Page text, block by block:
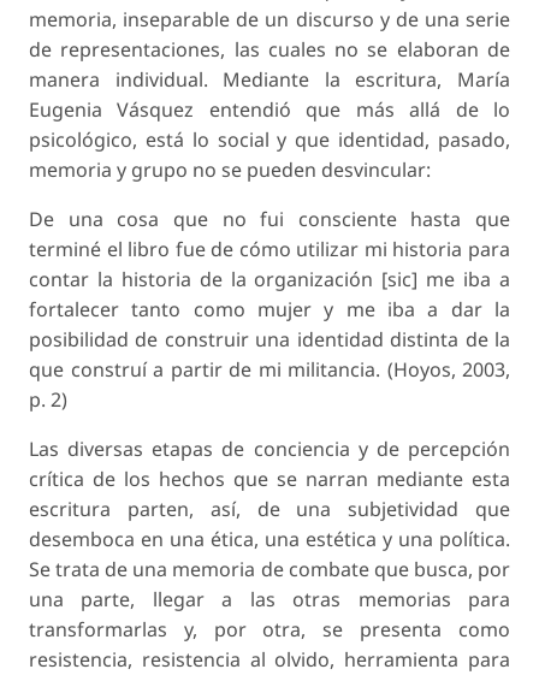
memoria, inseparable de un discurso y de una serie
de representaciones, las cuales no se elaboran de
manera individual. Mediante la escritura, María
Eugenia Vásquez entendió que más allá de lo
psicológico, está lo social y que identidad, pasado,
memoria y grupo no se pueden desvincular:
De una cosa que no fui consciente hasta que
terminé el libro fue de cómo utilizar mi historia para
contar la historia de la organización [sic] me iba a
fortalecer tanto como mujer y me iba a dar la
posibilidad de construir una identidad distinta de la
que construí a partir de mi militancia. (Hoyos, 2003,
p. 2)
Las diversas etapas de conciencia y de percepción
crítica de los hechos que se narran mediante esta
escritura parten, así, de una subjetividad que
desemboca en una ética, una estética y una política.
Se trata de una memoria de combate que busca, por
una parte, llegar a las otras memorias para
transformarlas y, por otra, se presenta como
resistencia, resistencia al olvido, herramienta para